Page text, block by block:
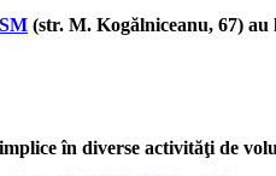
(str. M. Kogălniceanu, 67)
în diverse activităţi de